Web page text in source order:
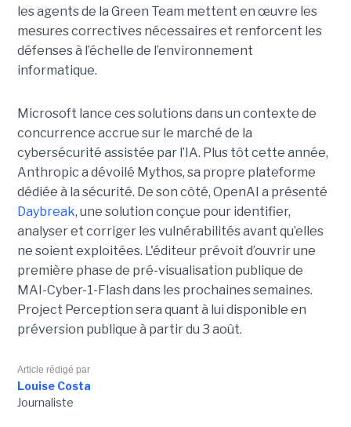
les agents de la Green Team mettent en œuvre les
mesures correctives nécessaires et renforcent les
défenses à l’échelle de l’environnement
informatique.
Microsoft lance ces solutions dans un contexte de
concurrence accrue sur le marché de la
cybersécurité assistée par l’IA. Plus tôt cette année,
Anthropic a dévoilé Mythos, sa propre plateforme
dédiée à la sécurité. De son côté, OpenAI a présenté
Daybreak, une solution conçue pour identifier,
analyser et corriger les vulnérabilités avant qu’elles
ne soient exploitées. L'éditeur prévoit d’ouvrir une
première phase de pré-visualisation publique de
MAI-Cyber-1-Flash dans les prochaines semaines.
Project Perception sera quant à lui disponible en
préversion publique à partir du 3 août.
Article rédigé par
Louise Costa
Journaliste